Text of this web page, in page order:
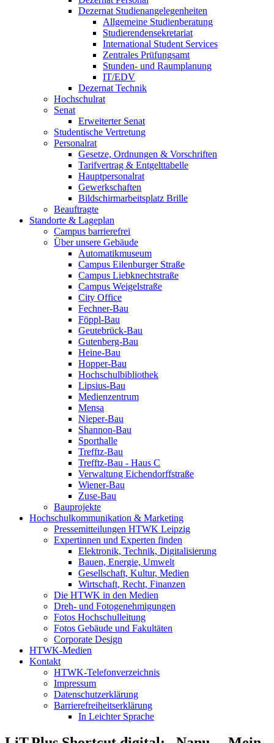
Dezernat Studienangelegenheiten
Allgemeine Studienberatung
Studierendensekretariat
International Student Services
Zentrales Prüfungsamt
Stunden- und Raumplanung
IT/EDV
Dezernat Technik
Hochschulrat
Senat
Erweiterter Senat
Studentische Vertretung
Personalrat
Gesetze, Ordnungen & Vorschriften
Tarifvertrag & Entgelttabelle
Hauptpersonalrat
Gewerkschaften
Bildschirmarbeitsplatz Brille
Beauftragte
Standorte & Lageplan
Campus barrierefrei
Über unsere Gebäude
Automatikmuseum
Campus Eilenburger Straße
Campus Liebknechtstraße
Campus Weigelstraße
City Office
Fechner-Bau
Föppl-Bau
Geutebrück-Bau
Gutenberg-Bau
Heine-Bau
Hopper-Bau
Hochschulbibliothek
Lipsius-Bau
Medienzentrum
Mensa
Nieper-Bau
Shannon-Bau
Sporthalle
Trefftz-Bau
Trefftz-Bau - Haus C
Verwaltung Eichendorffstraße
Wiener-Bau
Zuse-Bau
Bauprojekte
Hochschulkommunikation & Marketing
Pressemitteilungen HTWK Leipzig
Expertinnen und Experten finden
Elektronik, Technik, Digitalisierung
Bauen, Energie, Umwelt
Gesellschaft, Kultur, Medien
Wirtschaft, Recht, Finanzen
Die HTWK in den Medien
Dreh- und Fotogenehmigungen
Fotos Hochschulleitung
Fotos Gebäude und Fakultäten
Corporate Design
HTWK-Medien
Kontakt
HTWK-Telefonverzeichnis
Impressum
Datenschutzerklärung
Barrierefreiheitserklärung
In Leichter Sprache